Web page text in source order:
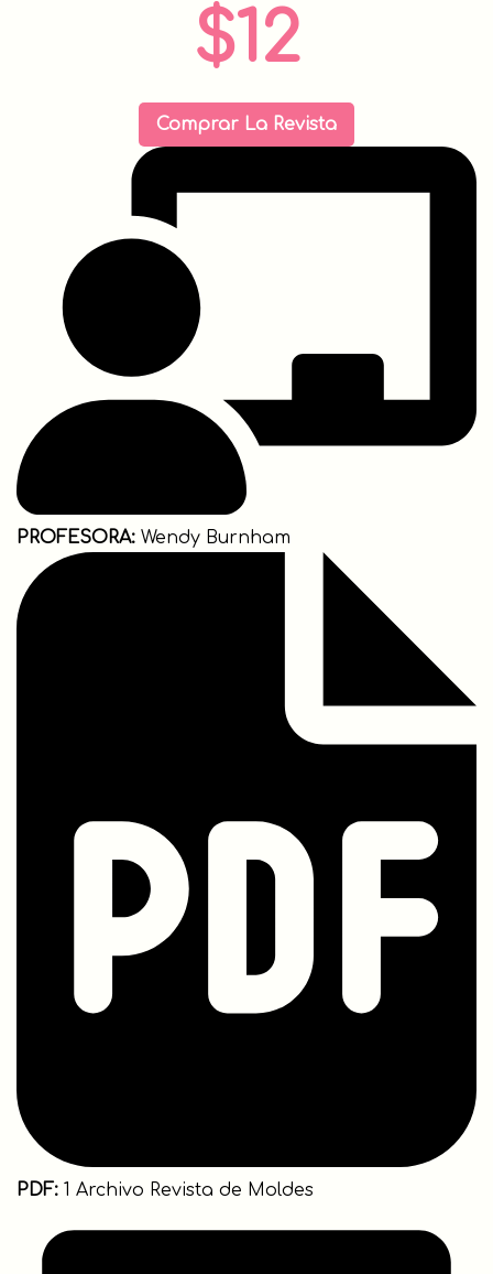
$12
Comprar La Revista
PROFESORA: Wendy Burnham
PDF: 1 Archivo Revista de Moldes